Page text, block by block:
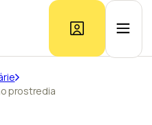
Ponuka kancelárií
prostredia